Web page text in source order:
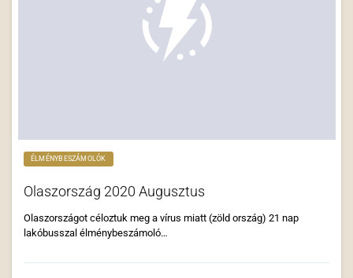
ÉLMÉNYBESZÁMOLÓK
Olaszország 2020 Augusztus
Olaszországot céloztuk meg a vírus miatt (zöld ország) 21 nap
lakóbusszal élménybeszámoló…